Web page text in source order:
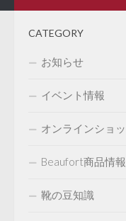
CATEGORY
お知らせ
イベント情報
オンラインショ
Beaufort商品情報
靴の豆知識